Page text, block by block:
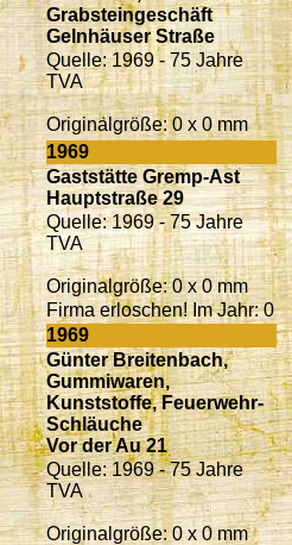
Grabsteingeschäft
Gelnhäuser Straße
Quelle: 1969 - 75 Jahre
TVA
Originalgröße: 0 x 0 mm
1969
Gaststätte Gremp-Ast
Hauptstraße 29
Quelle: 1969 - 75 Jahre
TVA
Originalgröße: 0 x 0 mm
Firma erloschen! Im Jahr: 0
1969
Günter Breitenbach,
Gummiwaren,
Kunststoffe, Feuerwehr-
Schläuche
Vor der Au 21
Quelle: 1969 - 75 Jahre
TVA
Originalgröße: 0 x 0 mm